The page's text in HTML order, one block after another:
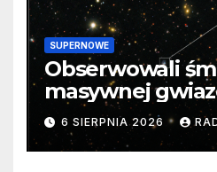
SUPERNOWE
Obserwowali
masywnej
samego
cenne dane
6 SIERPNIA 2026